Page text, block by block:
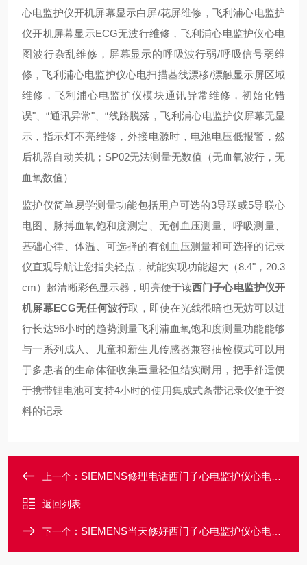
心电监护仪开机屏幕显示白屏/花屏维修，飞利浦心电监护
仪开机屏幕显示ECG无波行维修，飞利浦心电监护仪心电
图波行杂乱维修，屏幕显示的呼吸波行弱/呼吸信号弱维
修，飞利浦心电监护仪心电扫描基线漂移/漂触显示屏区域
维修，飞利浦心电监护仪模块通讯异常维修，初始化错
误"、“通讯异常"、“线路脱落，飞利浦心电监护仪屏幕无显
示，指示灯不亮维修，外接电源时，电池电压低报警，然
后机器自动关机；SP02无法测量无数值（无血氧波行，无
血氧数值）
监护仪简单易学测量功能包括用户可选的3导联或5导联心
电图、脉搏血氧饱和度测定、无创血压测量、呼吸测量、
基础心律、体温、可选择的有创血压测量和可选择的记录
仪直观导航让您指尖轻点，就能实现功能超大（8.4"，20.3
cm）超清晰彩色显示器，明亮便于读西门子心电监护仪开
机屏幕ECG无任何波行取，即使在光线很暗也无妨可以进
行长达96小时的趋势测量飞利浦血氧饱和度测量功能能够
与一系列成人、儿童和新生儿传感器兼容抽检模式可以用
于多患者的生命体征收集重量轻但结实耐用，把手舒适便
于携带锂电池可支持4小时的使用集成式条带记录仪便于资
料的记录
上一个： SIEMENS修理电话西门子心电监护仪心电图没有心电波形维修
返回列表
下一个： SIEMENS当天修好西门子心电监护仪心电图波行杂乱有干扰维修